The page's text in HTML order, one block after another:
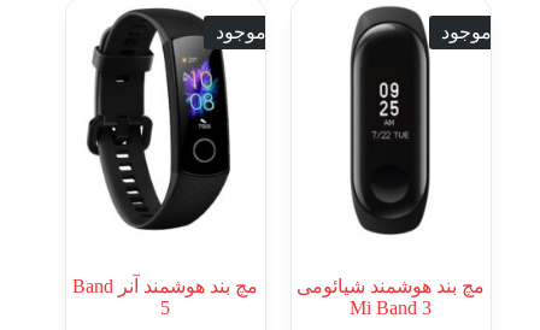
ناموجود
مچ بند هوشمند شیائومی
Mi Band 3
ناموجود
مچ بند هوشمند آنر Band
5